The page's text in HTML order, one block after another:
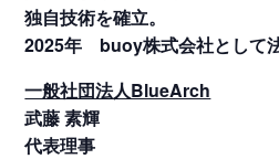
独自技術を確立。
2025年 buoy株式会社として
一般社団法人BlueArch
武藤 素輝
代表理事